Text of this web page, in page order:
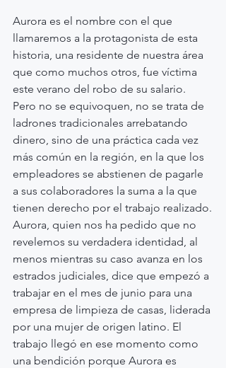
Aurora es el nombre con el que
llamaremos a la protagonista de esta
historia, una residente de nuestra área
que como muchos otros, fue víctima
este verano del robo de su salario.
Pero no se equivoquen, no se trata de
ladrones tradicionales arrebatando
dinero, sino de una práctica cada vez
más común en la región, en la que los
empleadores se abstienen de pagarle
a sus colaboradores la suma a la que
tienen derecho por el trabajo realizado.
Aurora, quien nos ha pedido que no
revelemos su verdadera identidad, al
menos mientras su caso avanza en los
estrados judiciales, dice que empezó a
trabajar en el mes de junio para una
empresa de limpieza de casas, liderada
por una mujer de origen latino. El
trabajo llegó en ese momento como
una bendición porque Aurora es